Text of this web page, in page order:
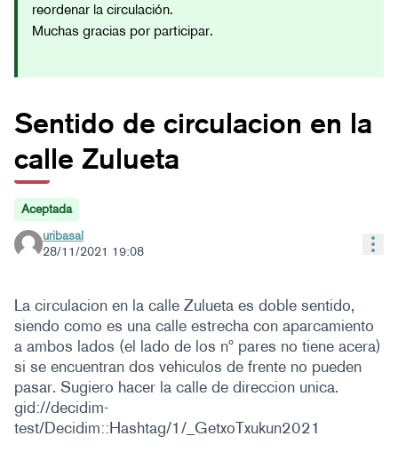
reordenar la circulación.
Muchas gracias por participar.
Sentido de circulacion en la
calle Zulueta
Aceptada
uribasal
28/11/2021 19:08
La circulacion en la calle Zulueta es doble sentido,
siendo como es una calle estrecha con aparcamiento
a ambos lados (el lado de los nº pares no tiene acera)
si se encuentran dos vehiculos de frente no pueden
pasar. Sugiero hacer la calle de direccion unica.
gid://decidim-
test/Decidim::Hashtag/1/_GetxoTxukun2021